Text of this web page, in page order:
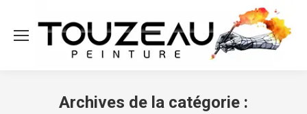
Archives de la catégorie :